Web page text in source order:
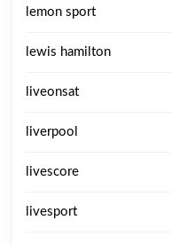
lemon sport
lewis hamilton
liveonsat
liverpool
livescore
livesport